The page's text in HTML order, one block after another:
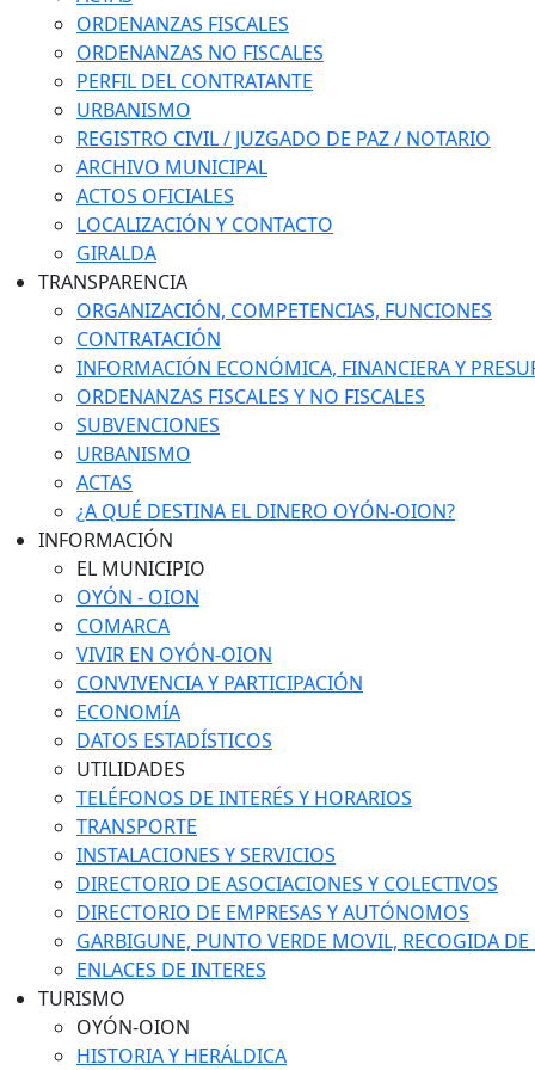
ORDENANZAS FISCALES
ORDENANZAS NO FISCALES
PERFIL DEL CONTRATANTE
URBANISMO
REGISTRO CIVIL / JUZGADO DE PAZ / NOTARIO
ARCHIVO MUNICIPAL
ACTOS OFICIALES
LOCALIZACIÓN Y CONTACTO
GIRALDA
TRANSPARENCIA
ORGANIZACIÓN, COMPETENCIAS, FUNCIONES
CONTRATACIÓN
INFORMACIÓN ECONÓMICA, FINANCIERA Y
ORDENANZAS FISCALES Y NO FISCALES
SUBVENCIONES
URBANISMO
ACTAS
¿A QUÉ DESTINA EL DINERO OYÓN-OION?
INFORMACIÓN
EL MUNICIPIO
OYÓN - OION
COMARCA
VIVIR EN OYÓN-OION
CONVIVENCIA Y PARTICIPACIÓN
ECONOMÍA
DATOS ESTADÍSTICOS
UTILIDADES
TELÉFONOS DE INTERÉS Y HORARIOS
TRANSPORTE
INSTALACIONES Y SERVICIOS
DIRECTORIO DE ASOCIACIONES Y COLECTIVOS
DIRECTORIO DE EMPRESAS Y AUTÓNOMOS
GARBIGUNE, PUNTO VERDE MOVIL, RECOGIDA DE
ENLACES DE INTERES
TURISMO
OYÓN-OION
HISTORIA Y HERÁLDICA